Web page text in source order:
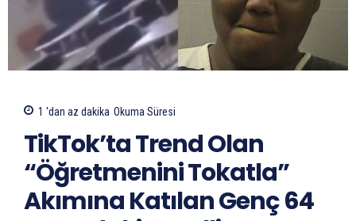
1 'dan az dakika Okuma Süresi
TikTok’ta Trend Olan
“Öğretmenini Tokatla”
Akımına Katılan Genç 64